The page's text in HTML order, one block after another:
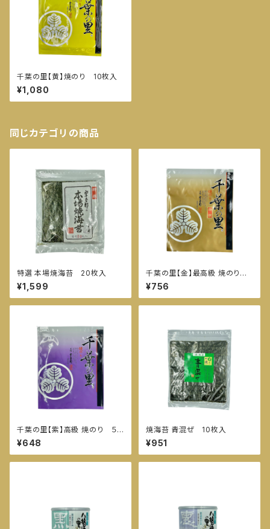
千葉の里【黄】焼のり 10枚入
¥1,080
同じカテゴリの商品
特選 本場焼海苔 20枚入
¥1,599
千葉の里【金】最高級 焼のり
５枚入
¥756
千葉の里【紫】高級 焼のり ５
枚入
¥648
焼海苔 青混ぜ 10枚入
¥951